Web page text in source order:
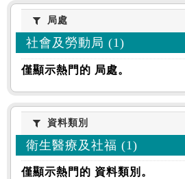
:::
局處局處
社會及勞動局 (1)
僅顯示熱門的 局處。
資料類別
資料類別
衛生醫療及社福 (1)
僅顯示熱門的 資料類別。